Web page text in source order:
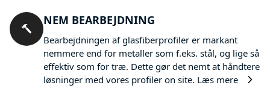
NEM BEARBEJDNING
Bearbejdningen af glasfiberprofiler er markant
nemmere end for metaller som f.eks. stål, og lige så
effektiv som for træ. Dette gør det nemt at håndtere
løsninger med vores profiler on site. Læs mere